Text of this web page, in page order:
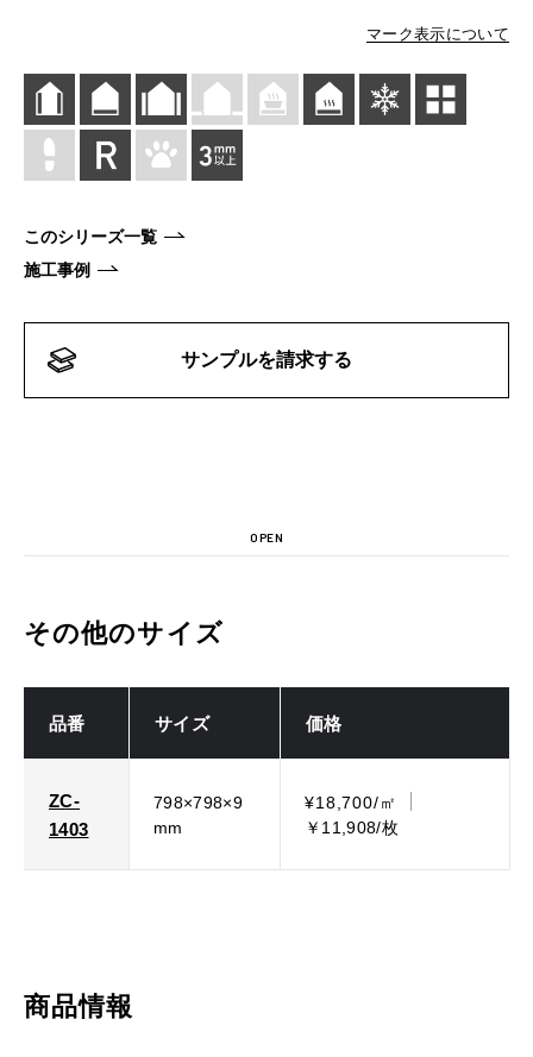
マーク表示について
このシリーズ一覧
施工事例
サンプルを請求する
OPEN
その他のサイズ
品番 サイズ 価格
ZC-
1403
798×798×9
mm
¥18,700/㎡
￥11,908/枚
商品情報